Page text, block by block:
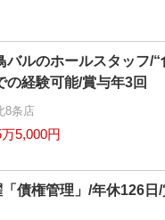
バルのホールスタッフ/“
の経験可能/賞与年3回
8条店
5,000円
債権管理」/年休126日/